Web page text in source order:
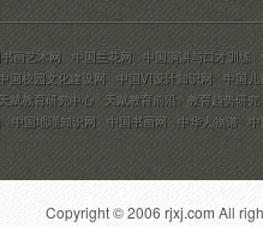
画艺术网 中国兰花网 中国演讲与口才训练
国校园文化建设网 中国VI设计知识网 中国儿
天赋教育研究中心 天赋教育前沿 教育趋势研究
中国地理知识网 中国书画网 中华人物谱
Copyright © 2006 rjxj.comAll